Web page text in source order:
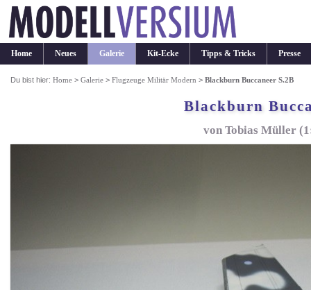
Home Neues Galerie Kit-Ecke Tipps & Tricks Presse
Du bist hier:Home >Galerie >Flugzeuge Militär Modern >Blackburn Buccaneer S.2B
Blackburn
von Tobias Müller